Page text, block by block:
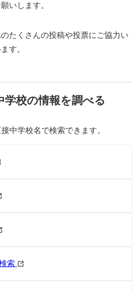
いします。
たくさんの投稿や投票にご協力い
す。
学校の情報を調べる
中学校名で検索できます。
索